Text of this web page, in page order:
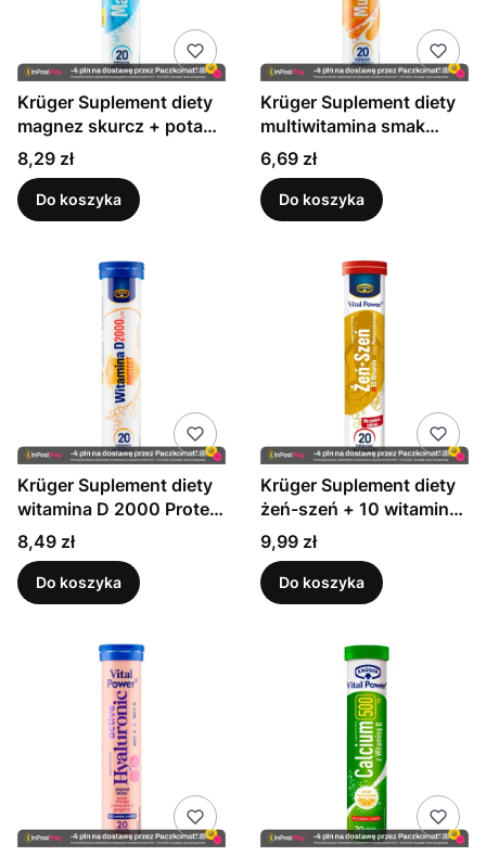
Krüger Suplement diety
magnez skurcz + potas
smak cytrynowy 80 g
(20 sztuk)
Cena
8,29 zł
Do koszyka
Krüger Suplement diety
multiwitamina smak
pomarańczowy 90 g (20
sztuk)
Cena
6,69 zł
Do koszyka
Krüger Suplement diety
witamina D 2000 Protect
smak cytrynowy 84 g
(20 sztuk)
Cena
8,49 zł
Do koszyka
Krüger Suplement diety
żeń-szeń + 10 witamin
smak pomarańczowy 80
g (20 sztuk)
Cena
9,99 zł
Do koszyka